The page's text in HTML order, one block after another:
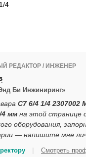
4
РЕДАКТОР / ИНЖЕНЕР
Би Инжиниринг»
C7 6/4 1/4 2307002
4 мм на этой странице
оборудования,
— напишите мне
| Смотреть